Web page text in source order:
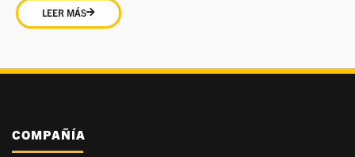
LEER MÁS
COMPAÑÍA